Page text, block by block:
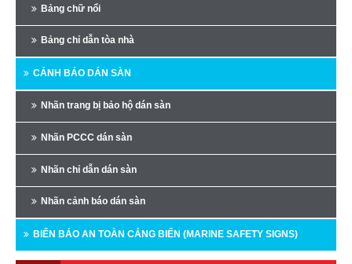
Bảng chữ nổi
Bảng chỉ dẫn tòa nhà
CẢNH BÁO DÁN SÀN
Nhãn trang bị bảo hộ dán sàn
Nhãn PCCC dán sàn
Nhãn chỉ dẫn dán sàn
Nhãn cảnh báo dán sàn
BIỂN BÁO AN TOÀN CẢNG BIỂN (MARINE SAFETY SIGNS)